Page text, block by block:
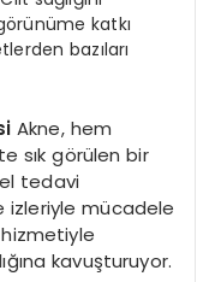
katkı
bazıları
Akne, hem
sık görülen bir
tedavi
izleriyle mücadele
hizmetiyle
kavuşturuyor.